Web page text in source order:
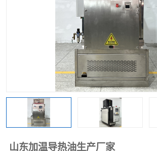
山东加温导热油生产厂家